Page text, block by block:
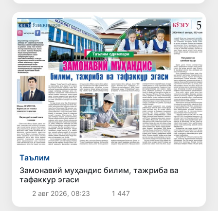
Таълим
Замонавий муҳандис билим, тажриба ва
тафаккур эгаси
2 авг 2026, 08:23 1 447